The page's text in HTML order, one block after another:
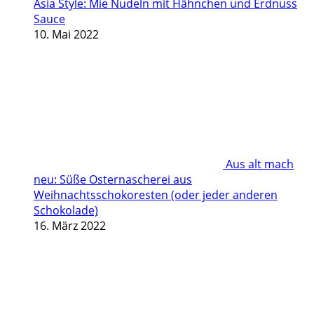
Asia Style: Mie Nudeln mit Hähnchen und Erdnuss
Sauce
10. Mai 2022
Aus alt mach
neu: Süße Osternascherei aus
Weihnachtsschokoresten (oder jeder anderen
Schokolade)
16. März 2022